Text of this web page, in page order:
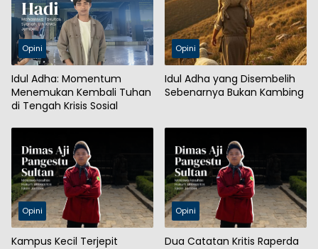
Opini
Idul Adha: Momentum
Menemukan Kembali Tuhan
di Tengah Krisis Sosial
Opini
Idul Adha yang Disembelih
Sebenarnya Bukan Kambing
Opini
Kampus Kecil Terjepit
Opini
Dua Catatan Kritis Raperda